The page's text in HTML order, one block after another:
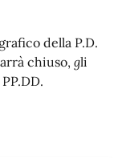
della P.D.
chiuso, gli